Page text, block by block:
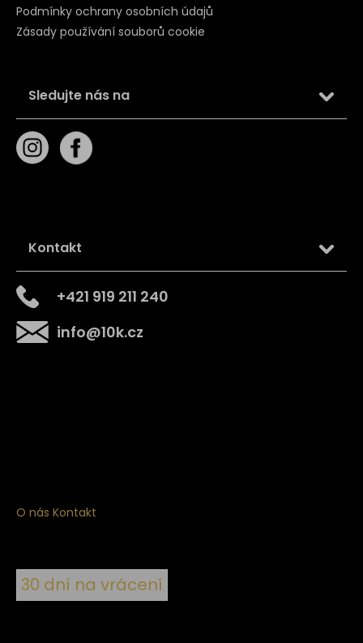
Podmínky ochrany osobních údajů
Zásady používání souborů cookie
Sledujte nás na
Kontakt
info@10k.cz
+421 919 211 240
O nás Kontakt
30 dní na vrácení